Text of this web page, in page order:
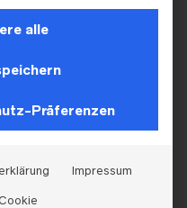
alle
Präferenzen
Impressum